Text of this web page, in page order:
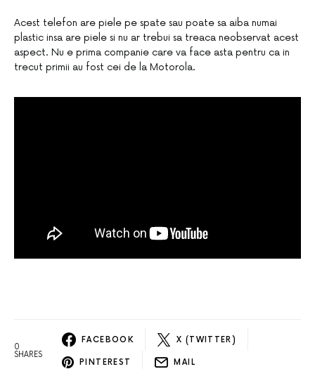
Acest telefon are piele pe spate sau poate sa aiba numai
plastic insa are piele si nu ar trebui sa treaca neobservat acest
aspect. Nu e prima companie care va face asta pentru ca in
trecut primii au fost cei de la Motorola.
0
SHARES
FACEBOOK X (TWITTER)
PINTEREST MAIL